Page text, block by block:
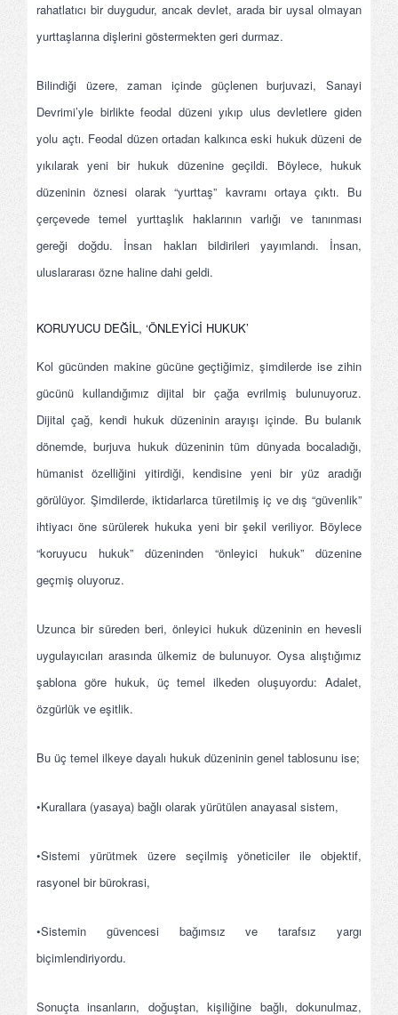
rahatlatıcı bir duygudur, ancak devlet, arada bir uysal olmayan
yurttaşlarına dişlerini göstermekten geri durmaz.
Bilindiği üzere, zaman içinde güçlenen burjuvazi, Sanayi
Devrimi’yle birlikte feodal düzeni yıkıp ulus devletlere giden
yolu açtı. Feodal düzen ortadan kalkınca eski hukuk düzeni de
yıkılarak yeni bir hukuk düzenine geçildi. Böylece, hukuk
düzeninin öznesi olarak “yurttaş” kavramı ortaya çıktı. Bu
çerçevede temel yurttaşlık haklarının varlığı ve tanınması
gereği doğdu. İnsan hakları bildirileri yayımlandı. İnsan,
uluslararası özne haline dahi geldi.
KORUYUCU DEĞİL, ‘ÖNLEYİCİ HUKUK’
Kol gücünden makine gücüne geçtiğimiz, şimdilerde ise zihin
gücünü kullandığımız dijital bir çağa evrilmiş bulunuyoruz.
Dijital çağ, kendi hukuk düzeninin arayışı içinde. Bu bulanık
dönemde, burjuva hukuk düzeninin tüm dünyada bocaladığı,
hümanist özelliğini yitirdiği, kendisine yeni bir yüz aradığı
görülüyor. Şimdilerde, iktidarlarca türetilmiş iç ve dış “güvenlik”
ihtiyacı öne sürülerek hukuka yeni bir şekil veriliyor. Böylece
“koruyucu hukuk” düzeninden “önleyici hukuk” düzenine
geçmiş oluyoruz.
Uzunca bir süreden beri, önleyici hukuk düzeninin en hevesli
uygulayıcıları arasında ülkemiz de bulunuyor. Oysa alıştığımız
şablona göre hukuk, üç temel ilkeden oluşuyordu: Adalet,
özgürlük ve eşitlik.
Bu üç temel ilkeye dayalı hukuk düzeninin genel tablosunu ise;
•Kurallara (yasaya) bağlı olarak yürütülen anayasal sistem,
•Sistemi yürütmek üzere seçilmiş yöneticiler ile objektif,
rasyonel bir bürokrasi,
•Sistemin güvencesi bağımsız ve tarafsız yargı
biçimlendiriyordu.
Sonuçta insanların, doğuştan, kişiliğine bağlı, dokunulmaz,